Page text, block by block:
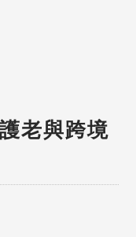
老與跨境